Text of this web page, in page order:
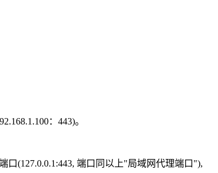
：443)。
(127.0.0.1:443, 端口同以上"局域网代理端口"),